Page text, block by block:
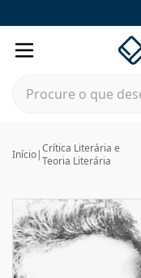
Início|Crítica Literária e
Teoria Literária